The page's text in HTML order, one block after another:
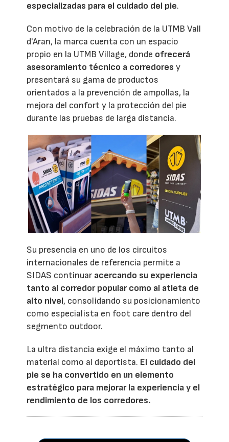
especializadas para el cuidado del pie.
Con motivo de la celebración de la UTMB Vall
d'Aran, la marca cuenta con un espacio
propio en la UTMB Village, donde ofrecerá
asesoramiento técnico a corredores y
presentará su gama de productos
orientados a la prevención de ampollas, la
mejora del confort y la protección del pie
durante las pruebas de larga distancia.
Su presencia en uno de los circuitos
internacionales de referencia permite a
SIDAS continuar acercando su experiencia
tanto al corredor popular como al atleta de
alto nivel, consolidando su posicionamiento
como especialista en foot care dentro del
segmento outdoor.
La ultra distancia exige el máximo tanto al
material como al deportista. El cuidado del
pie se ha convertido en un elemento
estratégico para mejorar la experiencia y el
rendimiento de los corredores.